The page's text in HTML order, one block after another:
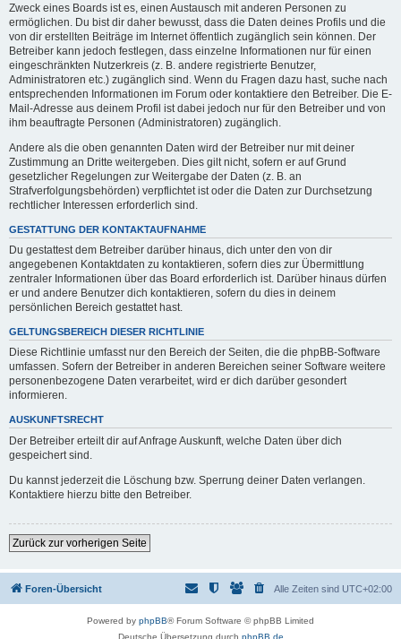
Zweck eines Boards ist es, einen Austausch mit anderen Personen zu
ermöglichen. Du bist dir daher bewusst, dass die Daten deines Profils und die
von dir erstellten Beiträge im Internet öffentlich zugänglich sein können. Der
Betreiber kann jedoch festlegen, dass einzelne Informationen nur für einen
eingeschränkten Nutzerkreis (z. B. andere registrierte Benutzer,
Administratoren etc.) zugänglich sind. Wenn du Fragen dazu hast, suche nach
entsprechenden Informationen im Forum oder kontaktiere den Betreiber. Die E-
Mail-Adresse aus deinem Profil ist dabei jedoch nur für den Betreiber und von
ihm beauftragte Personen (Administratoren) zugänglich.
Andere als die oben genannten Daten wird der Betreiber nur mit deiner
Zustimmung an Dritte weitergeben. Dies gilt nicht, sofern er auf Grund
gesetzlicher Regelungen zur Weitergabe der Daten (z. B. an
Strafverfolgungsbehörden) verpflichtet ist oder die Daten zur Durchsetzung
rechtlicher Interessen erforderlich sind.
GESTATTUNG DER KONTAKTAUFNAHME
Du gestattest dem Betreiber darüber hinaus, dich unter den von dir
angegebenen Kontaktdaten zu kontaktieren, sofern dies zur Übermittlung
zentraler Informationen über das Board erforderlich ist. Darüber hinaus dürfen
er und andere Benutzer dich kontaktieren, sofern du dies in deinem
persönlichen Bereich gestattet hast.
GELTUNGSBEREICH DIESER RICHTLINIE
Diese Richtlinie umfasst nur den Bereich der Seiten, die die phpBB-Software
umfassen. Sofern der Betreiber in anderen Bereichen seiner Software weitere
personenbezogene Daten verarbeitet, wird er dich darüber gesondert
informieren.
AUSKUNFTSRECHT
Der Betreiber erteilt dir auf Anfrage Auskunft, welche Daten über dich
gespeichert sind.
Du kannst jederzeit die Löschung bzw. Sperrung deiner Daten verlangen.
Kontaktiere hierzu bitte den Betreiber.
Zurück zur vorherigen Seite
Foren-Übersicht Alle Zeiten sind UTC+02:00
Powered by phpBB® Forum Software © phpBB Limited
Deutsche Übersetzung durch phpBB.de